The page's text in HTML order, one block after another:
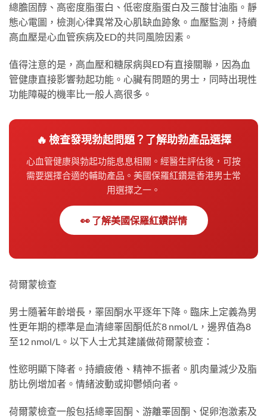
總膽固醇、高密度脂蛋白、低密度脂蛋白及三酸甘油脂。靜
態心電圖，檢測心律異常及心肌缺血跡象。血壓監測，持續
高血壓是心血管疾病及ED的共同風險因素。
值得注意的是，高血壓和糖尿病與ED有直接關聯，因為血
管健康直接影響勃起功能。心臟有問題的男士，同時出現性
功能障礙的機率比一般人高很多。
🔥 檢查發現勃起問題？了解助勃產品選擇
心血管健康與勃起功能息息相關。經醫生評估後，可按
需要選擇合適的輔助產品。美國保羅紅鑽是香港男士常
用選擇之一。
👀 了解美國保羅紅鑽詳情
荷爾蒙檢查
男士隨著年齡增長，睪固酮水平逐年下降。臨床上定義為男
性更年期的標準是血清總睪固酮低於8 nmol/L，邊界值為8
至12 nmol/L。以下人士尤其建議做荷爾蒙檢查：
性慾明顯下降者。持續疲倦、精神不振者。肌肉量減少及脂
肪比例增加者。情緒波動或抑鬱傾向者。
荷爾蒙檢查一般包括總睪固酮、游離睪固酮、促卵泡激素及